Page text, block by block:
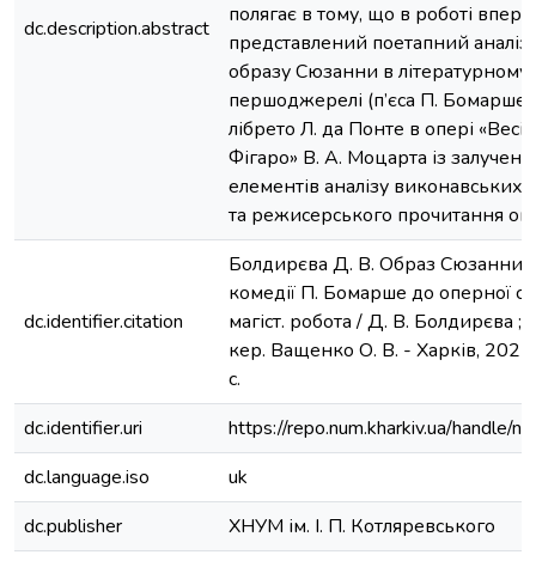
dc.description.abstract
полягає в тому, що в роботі
представлений поетапний аналіз
образу Сюзанни в літературному
першоджерелі (п’єса П. Бомарше),
лібрето Л. да Понте в опері
Фігаро» В. А. Моцарта із
елементів аналізу виконавських
та режисерського прочитання
dc.identifier.citation
Болдирєва Д. В. Образ Сюзанни:
комедії П. Бомарше до оперної
магіст. робота / Д. В. Болдирєва ;
кер. Ващенко О. В. - Харків,
с.
dc.identifier.uri
https://repo.num.kharkiv.ua/handle/
dc.language.iso
uk
dc.publisher
ХНУМ ім. І. П. Котляревського